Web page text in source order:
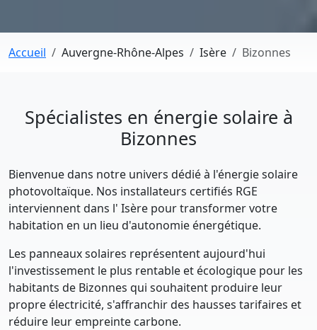
Accueil Auvergne-Rhône-Alpes Isère Bizonnes
Spécialistes en énergie solaire à
Bizonnes
Bienvenue dans notre univers dédié à l'énergie solaire
photovoltaïque. Nos installateurs certifiés RGE
interviennent dans l' Isère pour transformer votre
habitation en un lieu d'autonomie énergétique.
Les panneaux solaires représentent aujourd'hui
l'investissement le plus rentable et écologique pour les
habitants de Bizonnes qui souhaitent produire leur
propre électricité, s'affranchir des hausses tarifaires et
réduire leur empreinte carbone.